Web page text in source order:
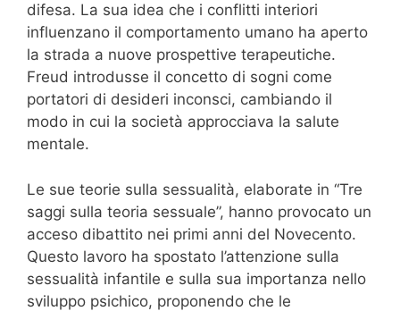
difesa. La sua idea che i conflitti interiori
influenzano il comportamento umano ha aperto
la strada a nuove prospettive terapeutiche.
Freud introdusse il concetto di sogni come
portatori di desideri inconsci, cambiando il
modo in cui la società approcciava la salute
mentale.
Le sue teorie sulla sessualità, elaborate in “Tre
saggi sulla teoria sessuale”, hanno provocato un
acceso dibattito nei primi anni del Novecento.
Questo lavoro ha spostato l’attenzione sulla
sessualità infantile e sulla sua importanza nello
sviluppo psichico, proponendo che le